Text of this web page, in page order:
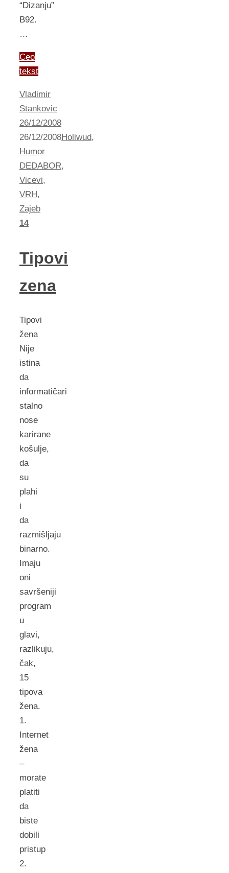
“Dizanju”
B92.
…
Ceo
tekst
Vladimir
Stankovic
26/12/2008
26/12/2008Holiwud,
Humor
DEDABOR,
Vicevi,
VRH,
Zajeb
14
Tipovi
zena
Tipovi
žena
Nije
istina
da
informatičari
stalno
nose
karirane
košulje,
da
su
plahi
i
da
razmišljaju
binarno.
Imaju
oni
savršeniji
program
u
glavi,
razlikuju,
čak,
15
tipova
žena.
1.
Internet
žena
–
morate
platiti
da
biste
dobili
pristup
2.